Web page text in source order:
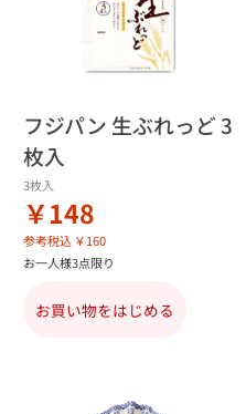
フジパン 生ぶれっど 3
枚入
3枚入
￥148
参考税込 ￥160
お一人様3点限り
お買い物をはじめる